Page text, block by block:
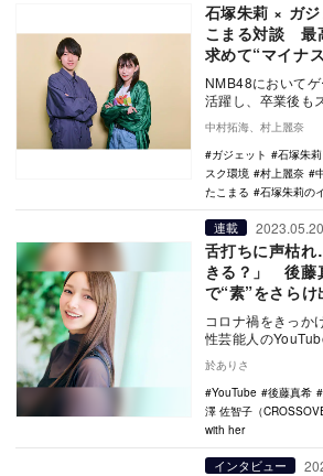
石塚朱莉 × ガ
こまる対談 最
求めて“マイナ
NMB48において
活躍し、卒業後も
幅広く活動する石
の悩みがあ…
中村拓海、村上麗奈
ガジェット
石塚朱莉
スク環境
村上麗奈
たこまる
石塚朱莉の
連載
舌打ちに声枯
きる？」 後藤
で“素”をさらけ
コロナ禍をきっか
性芸能人の
は…
於ありさ
YouTube
後藤真希
澤 佐智子（
with her
インタビュー